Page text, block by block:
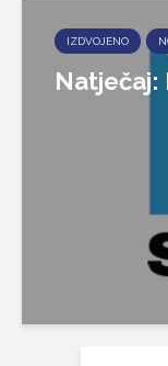
IZDVOJENO
Natječaj: